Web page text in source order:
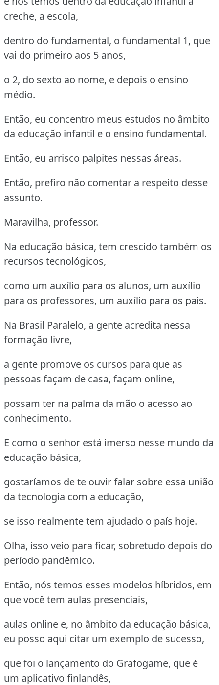
creche, a escola,
dentro do fundamental, o fundamental 1, que
vai do primeiro aos 5 anos,
o 2, do sexto ao nome, e depois o ensino
médio.
Então, eu concentro meus estudos no âmbito
da educação infantil e o ensino fundamental.
Então, eu arrisco palpites nessas áreas.
Então, prefiro não comentar a respeito desse
assunto.
Maravilha, professor.
Na educação básica, tem crescido também os
recursos tecnológicos,
como um auxílio para os alunos, um auxílio
para os professores, um auxílio para os pais.
Na Brasil Paralelo, a gente acredita nessa
formação livre,
a gente promove os cursos para que as
pessoas façam de casa, façam online,
possam ter na palma da mão o acesso ao
conhecimento.
E como o senhor está imerso nesse mundo da
educação básica,
gostaríamos de te ouvir falar sobre essa união
da tecnologia com a educação,
se isso realmente tem ajudado o país hoje.
Olha, isso veio para ficar, sobretudo depois do
período pandêmico.
Então, nós temos esses modelos híbridos, em
que você tem aulas presenciais,
aulas online e, no âmbito da educação básica,
eu posso aqui citar um exemplo de sucesso,
que foi o lançamento do Grafogame, que é
um aplicativo finlandês,